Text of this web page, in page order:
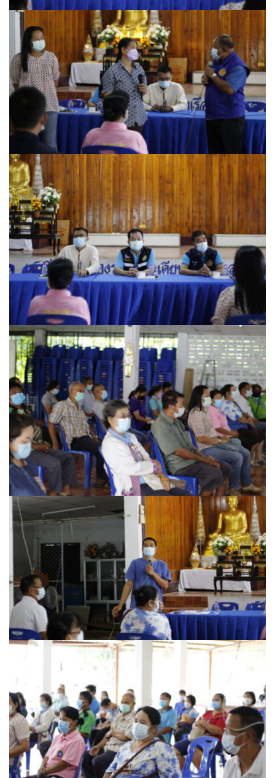
นครน่านอพาร์ทเม้น
นะลาวิวรีสอร์ท
นาต้นบัวโฮมสเตย์
น่านปัว รีสอร์ท
นาเหล่า เก๊าสลี โฮมสเตย์
นาไผ่ปัววิว
บวกบัววิวรีสอร์ท
บ้านกังหัน @ ปัวคอทเทจ
บ้านต้นคูณ
บ้านนาโฮมสเตย์
บ้านปัว ปลายนา
บ้านพักชมดอย
บ้านยลญภา
บ้านริมทุ่งรีสอร์ท
บ้านสวนศรีสุขโฮมสเตย์
บ้านฮิมนาปัว
บ้านไม้ปลายนา
ป.ปิ๊กโฮมสเตย์
ปรางค์ทองแมนชั่น
ปวินท์ศิลป์แกลอรี่แอนด์รีสอร์ท
ปัว พาโนราม่า รีสอร์ท
ปัวตรึงใจ๋ รีสอร์ท
ปัวนาน่านแคมป์ปิ้ง
ปัวพัตรา โฮเทล
ปัวพาราไดซ์เพลส
ปัวสบายรีสอร์ท
ปัวเดอวิว บูติค รีสอร์ท